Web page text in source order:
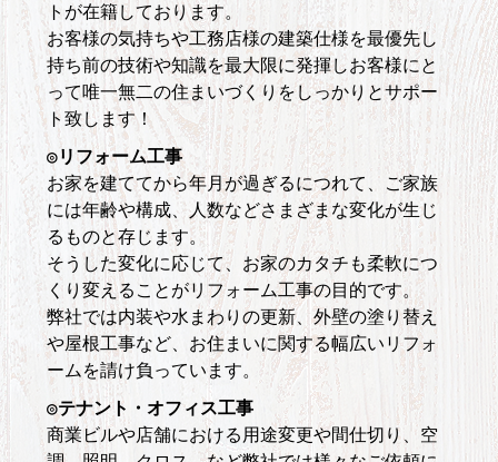
トが在籍しております。
お客様の気持ちや工務店様の建築仕様を最優先し
持ち前の技術や知識を最大限に発揮しお客様にと
って唯一無二の住まいづくりをしっかりとサポー
ト致します！
◎リフォーム工事
お家を建ててから年月が過ぎるにつれて、ご家族
には年齢や構成、人数などさまざまな変化が生じ
るものと存じます。
そうした変化に応じて、お家のカタチも柔軟につ
くり変えることがリフォーム工事の目的です。
弊社では内装や水まわりの更新、外壁の塗り替え
や屋根工事など、お住まいに関する幅広いリフォ
ームを請け負っています。
◎テナント・オフィス工事
商業ビルや店舗における用途変更や間仕切り、空